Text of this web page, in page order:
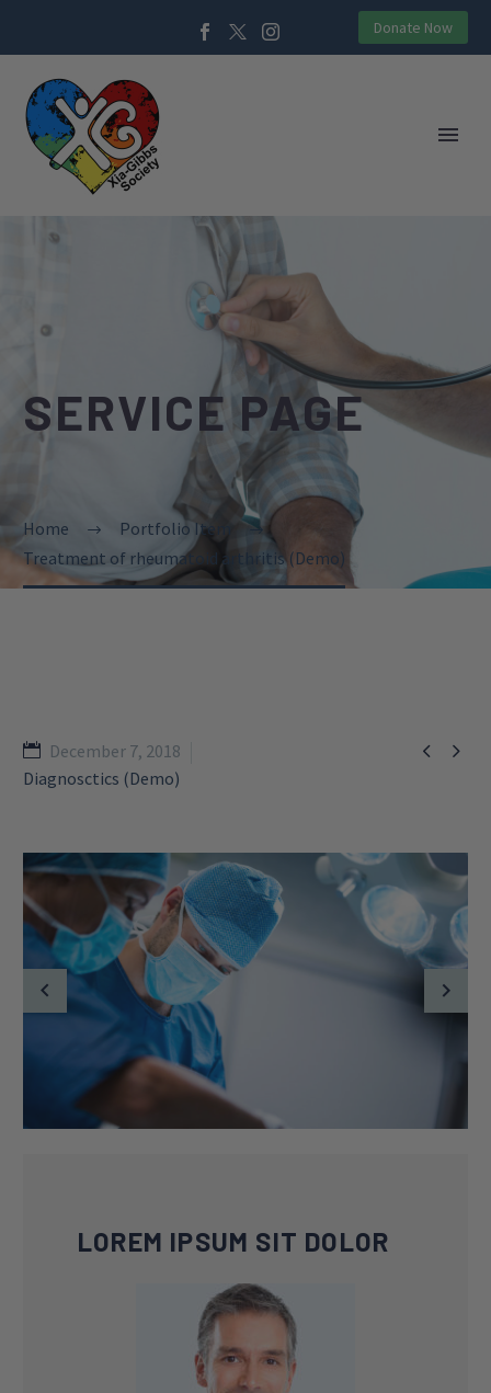
Donate Now
SERVICE PAGE
Home
Portfolio Item
Treatment of rheumatoid arthritis (Demo)
 
December 7, 2018
Diagnosctics (Demo)
LOREM IPSUM SIT DOLOR